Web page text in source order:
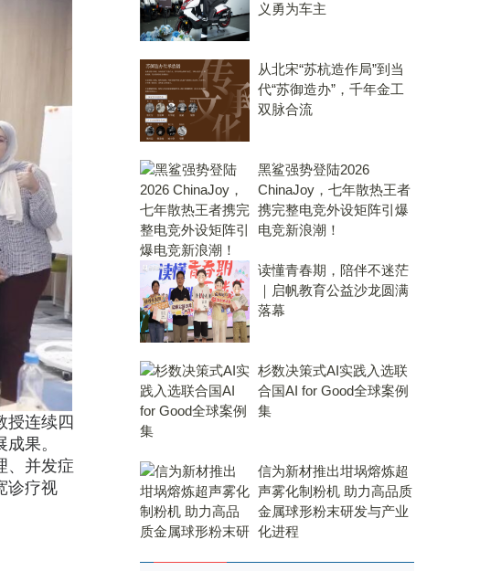
授连续四
果。
、并发症
诊疗视
义勇为车主
从北宋“苏杭造作局”到当
代“苏御造办”，千年金工
双脉合流
黑鲨强势登陆2026
ChinaJoy，七年散热王者
携完整电竞外设矩阵引爆
电竞新浪潮！
读懂青春期，陪伴不迷茫
｜启帆教育公益沙龙圆满
落幕
杉数决策式AI实践入选联
合国AI for Good全球案例
集
信为新材推出坩埚熔炼超
声雾化制粉机 助力高品质
金属球形粉末研发与产业
化进程